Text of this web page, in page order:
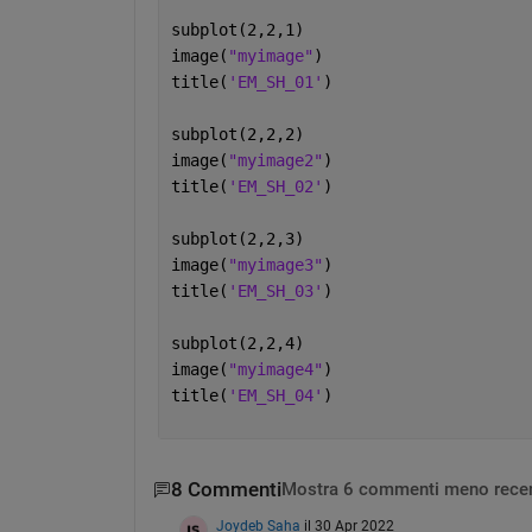
subplot(2,2,1)
image( "myimage" )
title( 'EM_SH_01' )
subplot(2,2,2)
image( "myimage2" )
title( 'EM_SH_02' )
subplot(2,2,3)
image( "myimage3" )
title( 'EM_SH_03' )
subplot(2,2,4)
image( "myimage4" )
title( 'EM_SH_04' )
8 Commenti Mostra 6 commenti meno
Joydeb Saha il 30 Apr 2022